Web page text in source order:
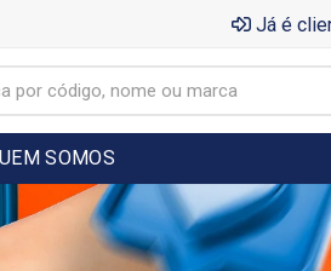
Já é
SOMOS